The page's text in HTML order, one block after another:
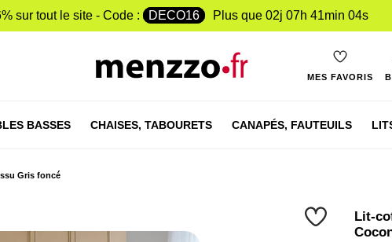
sur tout le site - Code : DECO16 Plus que 02j 07h 41min 03s
MES FAVORIS
BASSES CHAISES, TABOURETS CANAPÉS, FAUTEUILS
Gris foncé
Lit-